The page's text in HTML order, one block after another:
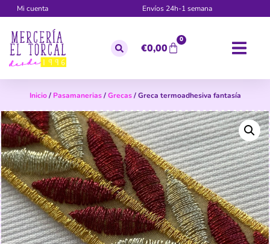
Mi cuenta Envíos 24h-1 semana
€0,00
0
Inicio/ Pasamanerias/Grecas/ Greca termoadhesiva fantasía